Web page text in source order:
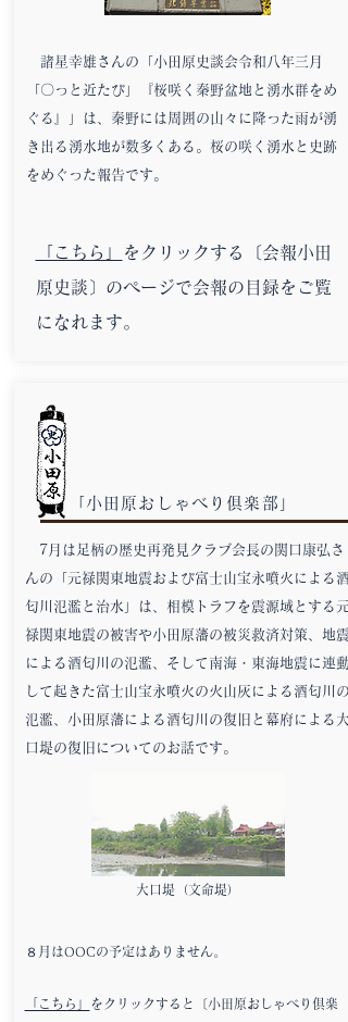
諸星幸雄さんの「小田原史談会令和八年三月
「〇っと近たび」『桜咲く秦野盆地と湧水群をめ
ぐる』」は、秦野には周囲の山々に降った雨が湧
き出る湧水地が数多くある。桜の咲く湧水と史跡
をめぐった報告です。
「こちら」
をクリックする〔会報小田
原史談〕のページで会報の目録をご覧
になれます。
「小田原おしゃべり倶楽部」
7月は足柄の歴史再発見クラブ会長の関口康弘さ
んの「元禄関東地震および富士山宝永噴火による酒
匂川氾濫と治水」は、相模トラフを震源域とする元
禄関東地震の被害や小田原藩の被災救済対策、地震
による酒匂川の氾濫、そして南海・東海地震に連動
して起きた富士山宝永噴火の火山灰による酒匂川の
氾濫、小田原藩による酒匂川の復旧と幕府による大
口堤の復旧についてのお話です。
大口堤（文命堤）
８月はOOCの予定はありません。
「こちら」
をクリックすると〔小田原おしゃべり倶楽